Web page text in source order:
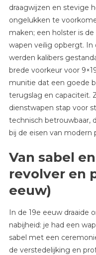
draagwijzen en stevige
ongelukken te
maken; een holster is
wapen veilig opbergt.
werden kalibers
brede voorkeur voor
munitie dat een goede
terugslag en capaciteit.
dienstwapen stap voor
technisch betrouwbaar,
bij de eisen van modern
Van sabel
revolver en
eeuw)
In de 19e eeuw draaide
nabijheid: je had een
sabel met een
de verstedelijking en